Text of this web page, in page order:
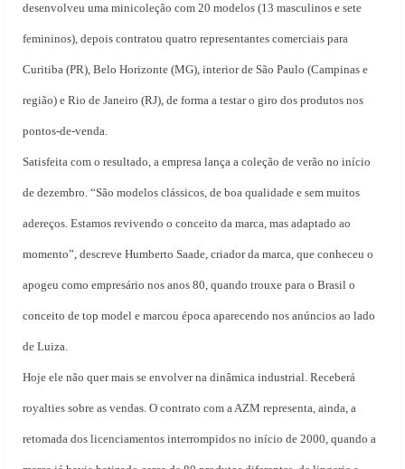
desenvolveu uma minicoleção com 20 modelos (13 masculinos e sete
femininos), depois contratou quatro representantes comerciais para
Curitiba (PR), Belo Horizonte (MG), interior de São Paulo (Campinas e
região) e Rio de Janeiro (RJ), de forma a testar o giro dos produtos nos
pontos-de-venda.
Satisfeita com o resultado, a empresa lança a coleção de verão no início
de dezembro. “São modelos clássicos, de boa qualidade e sem muitos
adereços. Estamos revivendo o conceito da marca, mas adaptado ao
momento”, descreve Humberto Saade, criador da marca, que conheceu o
apogeu como empresário nos anos 80, quando trouxe para o Brasil o
conceito de top model e marcou época aparecendo nos anúncios ao lado
de Luiza.
Hoje ele não quer mais se envolver na dinâmica industrial. Receberá
royalties sobre as vendas. O contrato com a AZM representa, ainda, a
retomada dos licenciamentos interrompidos no início de 2000, quando a